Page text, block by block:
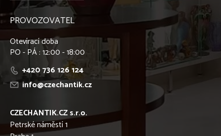
PROVOZOVATEL
Otevírací doba
PO - PÁ : 12:00 - 18:00
+420 736 126 124
info@czechantik.cz
CZECHANTIK.CZ s.r.o.
Petrské náměstí 1